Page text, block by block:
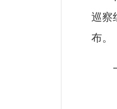
巡察
布。
一
（